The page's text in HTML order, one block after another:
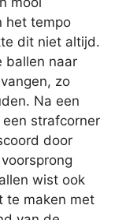
het tempo
dit niet altijd.
ballen naar
zo
Na een
strafcorner
door
wist ook
te maken met